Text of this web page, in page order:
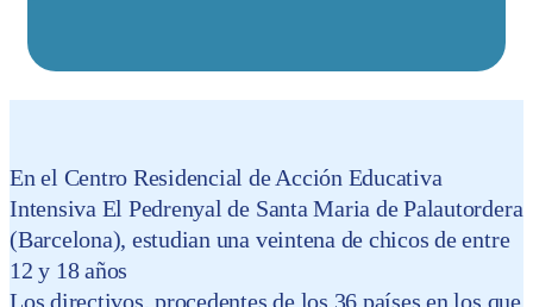
En el Centro Residencial de Acción Educativa
Intensiva El Pedrenyal de Santa Maria de Palautordera
(Barcelona), estudian una veintena de chicos de entre
12 y 18 años
Los directivos, procedentes de los 36 países en los que